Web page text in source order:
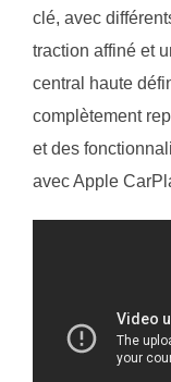
clé, avec
traction affiné et
central haute
complètement
et des
avec Apple